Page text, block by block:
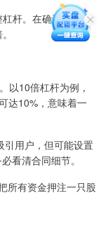
杆。在确认波段启
以10倍杠杆为例，
达10%，意味着一
引用户，但可能设置
看清合同细节。
所有资金押注一只股